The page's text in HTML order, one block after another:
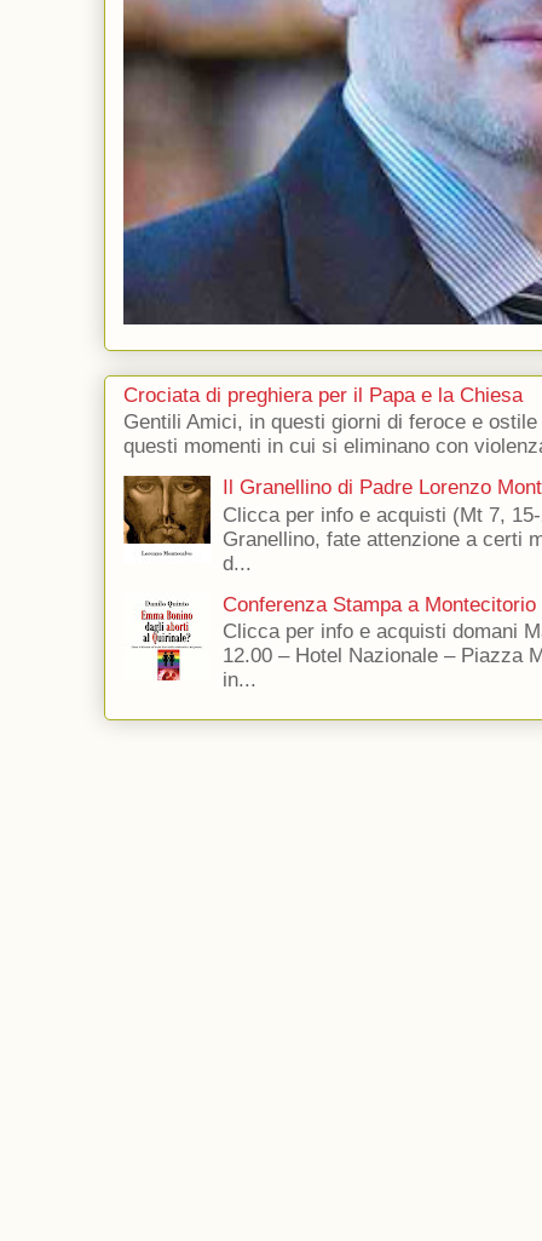
Crociata di preghiera per il Papa e la Chiesa
Gentili Amici, in questi giorni di feroce e
questi momenti in cui si eliminano con
Il Granellino di Padre Lorenzo
Clicca per info e acquisti (Mt 7,
Granellino, fate attenzione a certi
d...
Conferenza Stampa a Montecitorio
Clicca per info e acquisti domani
12.00 – Hotel Nazionale – Piazza
in...